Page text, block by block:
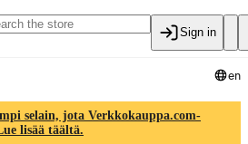
Sign in
en
selain, jota Verkkokauppa.com-
lisää täältä.